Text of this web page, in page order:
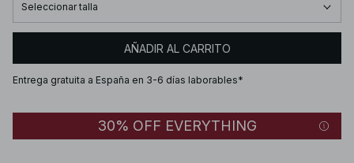
Seleccionar talla
AÑADIR AL CARRITO
Entrega gratuita a España en 3-6 días laborables*
30% OFF EVERYTHING